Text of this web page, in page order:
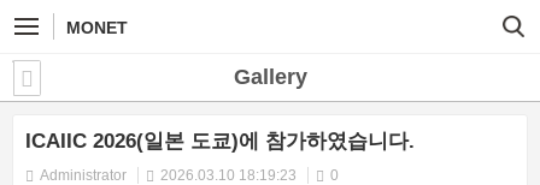
MONET
Gallery
ICAIIC 2026(일본 도쿄)에 참가하였습니다.
Administrator 2026.03.10 18:19:23 0